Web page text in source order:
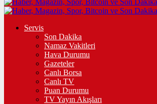
Servis
Son Dakika
Namaz Vakitleri
Hava Durumu
Gazeteler
Canlı Borsa
Canlı TV
Puan Durumu
TV Yayın Akışları